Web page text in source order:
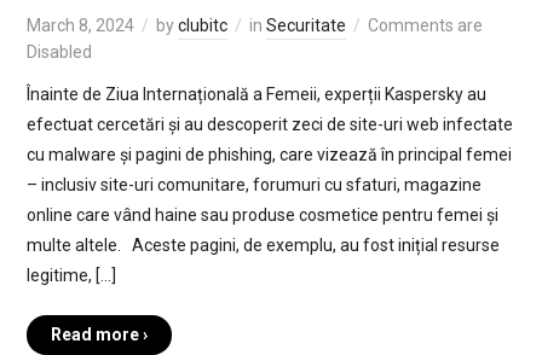
March 8, 2024 byclubitc in Securitate
Comments are
Disabled
Înainte de Ziua Internațională a Femeii, experții Kaspersky au
efectuat cercetări și au descoperit zeci de site-uri web infectate
cu malware și pagini de phishing, care vizează în principal femei
– inclusiv site-uri comunitare, forumuri cu sfaturi, magazine
online care vând haine sau produse cosmetice pentru femei și
multe altele. Aceste pagini, de exemplu, au fost inițial resurse
legitime, […]
Read more ›